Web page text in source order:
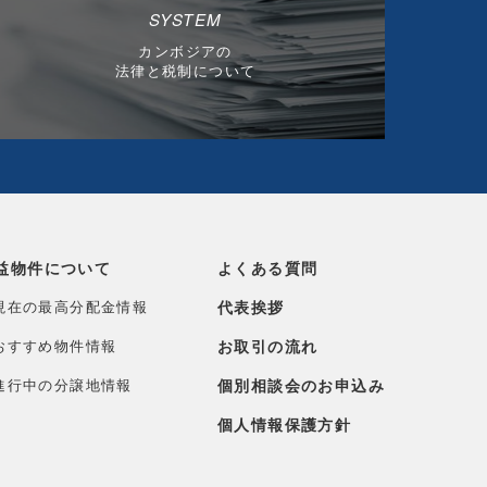
SYSTEM
カンボジアの
法律と税制について
物件について
在の最高分配金情報
すすめ物件情報
行中の分譲地情報
よくある質問
代表挨拶
お取引の流れ
個別相談会のお申込み
個人情報保護方針